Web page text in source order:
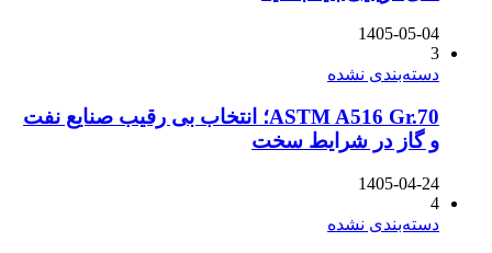
1405-05-04
3
دسته‌بندی نشده
ASTM A516 Gr.70؛ انتخاب بی رقیب صنایع نفت
و گاز در شرایط سخت
1405-04-24
4
دسته‌بندی نشده